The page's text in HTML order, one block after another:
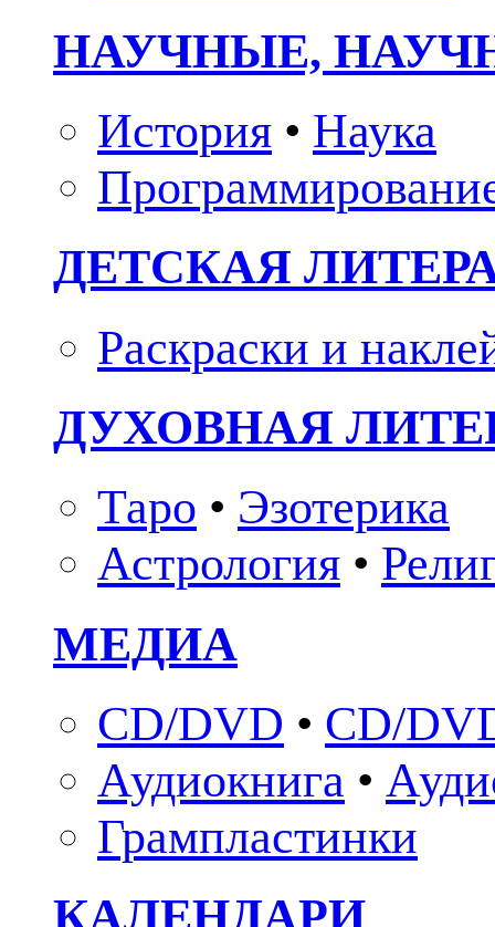
НАУЧНЫЕ,
История • Наука
ДЕТСКАЯ
Раскраски и
ДУХОВНАЯ
Таро • Эзотерика
Астрология •
МЕДИА
CD/DVD • CD/
Аудиокнига •
Грампластинки